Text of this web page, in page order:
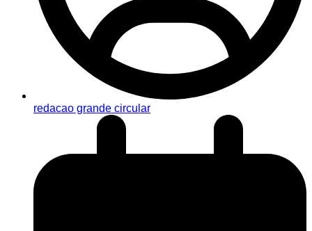
redacao grande circular